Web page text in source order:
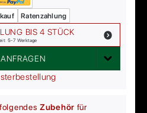
Ratenzahlung
BIS 4 STÜCK
5-7 Werktage
Zubehör für